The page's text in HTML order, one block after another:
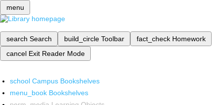
menu
search Search build_circle Toolbar fact_check Homework
cancel Exit Reader Mode
school Campus Bookshelves
menu_book Bookshelves